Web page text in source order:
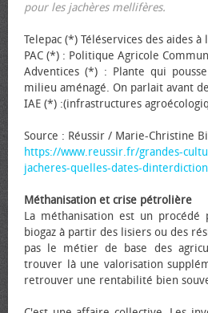
pour les jachères mellifères.
Telepac (*) Téléservices des aides à
PAC (*) : Politique Agricole
Adventices (*) : Plante qui
milieu aménagé. On parlait avant
IAE (*) :(infrastructures
Source : Réussir / Marie-Christine
https://www.reussir.fr/grandes-
jacheres-quelles-dates-
Méthanisation et crise pétrolière
La méthanisation est un
biogaz à partir des lisiers ou des
pas le métier de base des
trouver là une valorisation
retrouver une rentabilité bien